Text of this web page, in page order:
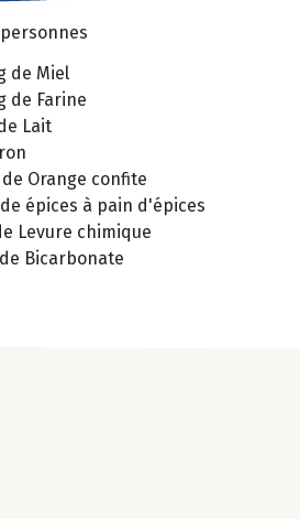
de Miel
de Farine
Lait
de Orange confite
épices à pain d'épices
Levure chimique
Bicarbonate